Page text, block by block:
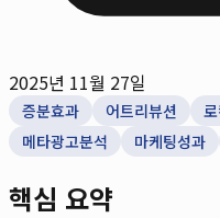
2025년 11월 27일
증분효과 어트리뷰션
메타광고분석
마케팅성과
핵심 요약